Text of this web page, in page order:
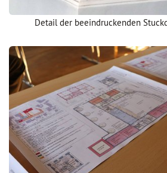
Detail der beeindruckenden